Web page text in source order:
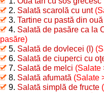
2. Salată scarolă cu unt
3. Tartine cu pastă din
4. Salată de pasăre ca la
pasăre)
5. Salată de dovlecei (I)
6. Salată de ciuperci cu
7. Salată de melci (Salate
8. Salată afumată (Salate
9. Salată simplă de fructe